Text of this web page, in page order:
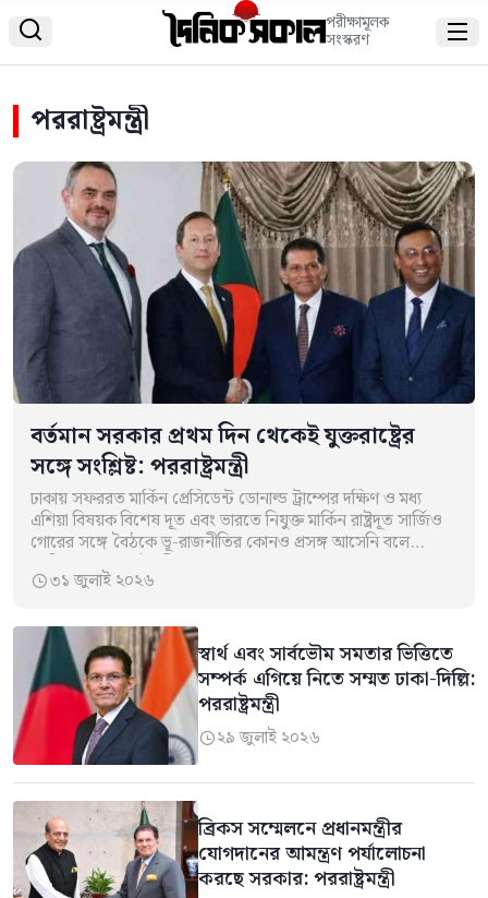
 পরীক্ষামূলক
সংস্করণ 
পররাষ্ট্রমন্ত্রী
বর্তমান সরকার প্রথম দিন থেকেই যুক্তরাষ্ট্রের
সঙ্গে সংশ্লিষ্ট: পররাষ্ট্রমন্ত্রী
ঢাকায় সফররত মার্কিন প্রেসিডেন্ট ডোনাল্ড ট্রাম্পের দক্ষিণ ও মধ্য
এশিয়া বিষয়ক বিশেষ দূত এবং ভারতে নিযুক্ত মার্কিন রাষ্ট্রদূত সার্জিও
গোরের সঙ্গে বৈঠকে ভূ-রাজনীতির কোনও প্রসঙ্গ আসেনি বলে
জানিয়েছেন পররাষ্ট্রমন্ত্রী ড.…
৩১ জুলাই ২০২৬
স্বার্থ এবং সার্বভৌম সমতার ভিত্তিতে
সম্পর্ক এগিয়ে নিতে সম্মত ঢাকা-দিল্লি:
পররাষ্ট্রমন্ত্রী
২৯ জুলাই ২০২৬
ব্রিকস সম্মেলনে প্রধানমন্ত্রীর
যোগদানের আমন্ত্রণ পর্যালোচনা
করছে সরকার: পররাষ্ট্রমন্ত্রী